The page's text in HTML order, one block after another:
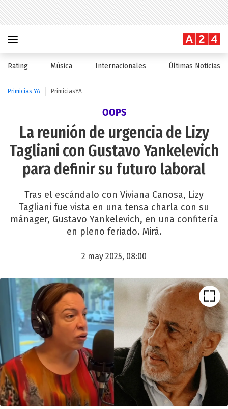
Rating Música Internacionales Últimas Noticias
Primicias YA PrimiciasYA
OOPS
La reunión de urgencia de Lizy
Tagliani con Gustavo Yankelevich
para definir su futuro laboral
Tras el escándalo con Viviana Canosa, Lizy
Tagliani fue vista en una tensa charla con su
mánager, Gustavo Yankelevich, en una confitería
en pleno feriado. Mirá.
2 may 2025, 08:00